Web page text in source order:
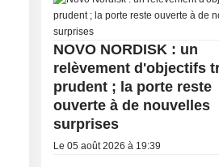
NOVO NORDISK : un
relèvement d'objectifs
prudent ; la porte reste
ouverte à de nouvelles
surprises
Le 05 août 2026 à 19:39